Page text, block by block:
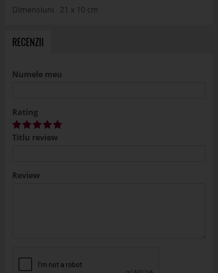
Dimensiuni 21 x 10 cm
RECENZII
Numele meu
Rating
Titlu review
Review